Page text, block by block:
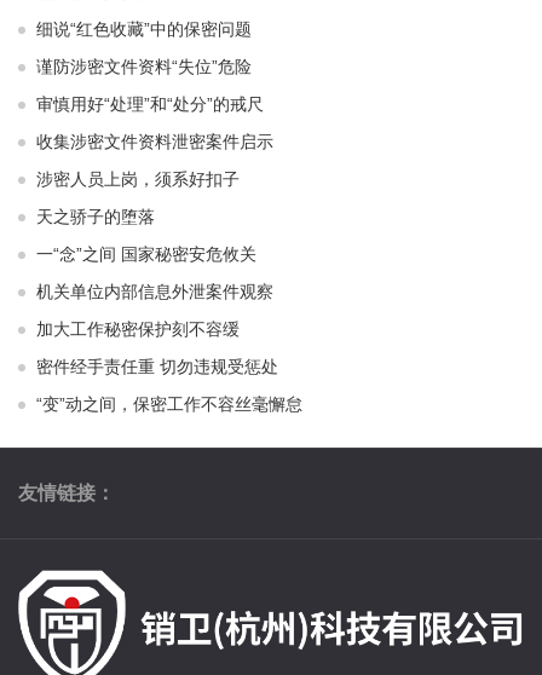
细说“红色收藏”中的保密问题
谨防涉密文件资料“失位”危险
审慎用好“处理”和“处分”的戒尺
收集涉密文件资料泄密案件启示
涉密人员上岗，须系好扣子
天之骄子的堕落
一“念”之间 国家秘密安危攸关
机关单位内部信息外泄案件观察
加大工作秘密保护刻不容缓
密件经手责任重 切勿违规受惩处
“变”动之间，保密工作不容丝毫懈怠
友情链接：